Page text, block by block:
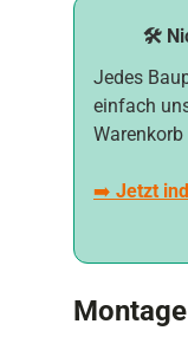
🛠️
Jedes
einfach
➡️ Jetzt